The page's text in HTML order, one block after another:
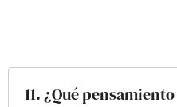
11. ¿Qué